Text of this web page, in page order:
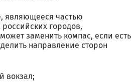
являющееся частью
городов,
заменить компас, если есть
направление сторон
вокзал;